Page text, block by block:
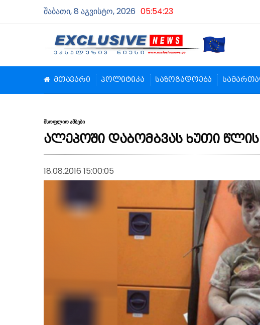
შაბათი, 8 აგვისტო, 2026 05:54:24
მთავარი პოლიტიკა საზოგადოება
მსოფლიო ამბები
ალეპოში დაბომბვას ხუთი წლის
18.08.2016 15:00:05